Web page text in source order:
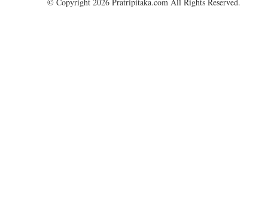
© Copyright 2026 Pratripitaka.com All Rights Reserved.